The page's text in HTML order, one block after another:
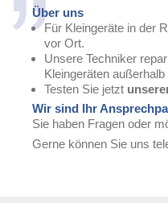
Über uns
Für Kleingeräte in der
vor Ort.
Unsere Techniker
Kleingeräten
Testen Sie jetzt
Wir sind Ihr
Sie haben Fragen oder
Gerne können Sie uns